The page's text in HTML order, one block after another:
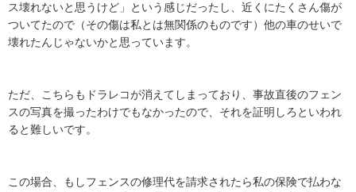
ス壊れないと思うけど」という感じだったし、近くにたくさん傷が
ついてたので（その傷は私とは無関係のものです）他の車のせいで
壊れたんじゃないかと思っています。
ただ、こちらもドラレコが消えてしまっており、事故直後のフェン
スの写真を撮ったわけでもなかったので、それを証明しろといわれ
ると難しいです。
この場合、もしフェンスの修理代を請求されたら私の保険で払わな